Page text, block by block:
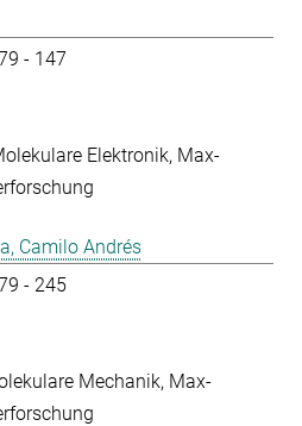
- 147
Elektronik Max-
Camilo Andrés
- 245
Mechanik Max-